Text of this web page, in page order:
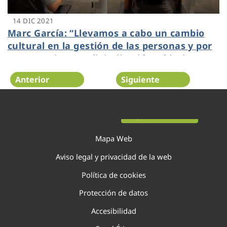
14 DIC 2021
Marc García: “Llevamos a cabo un cambio
cultural en la gestión de las personas y por
eso necesitamos digitalización, objetivos
claros y formación”
Anterior Siguiente
Mapa Web
Aviso legal y privacidad de la web
Política de cookies
Protección de datos
Accesibilidad